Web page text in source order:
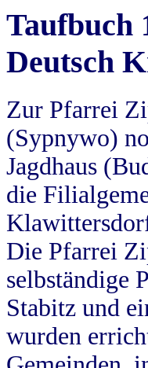
Taufbuch
Deutsch
Zur Pfarrei
(Sypnywo)
Jagdhaus
die
Die Pfarrei
selbständige
Stabitz und
wurden